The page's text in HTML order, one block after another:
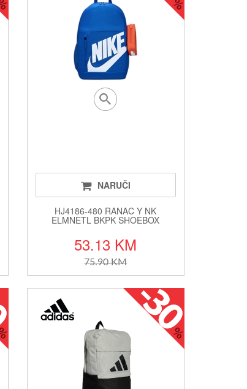
NARUČI
HJ4186-480 RANAC Y NK
ELMNETL BKPK SHOEBOX
53.13 KM
75.90 KM